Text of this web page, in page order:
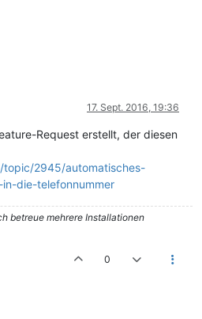
17. Sept. 2016, 19:36
Request erstellt, der diesen
2945/automatisches-
die-telefonnummer
betreue mehrere Installationen
0